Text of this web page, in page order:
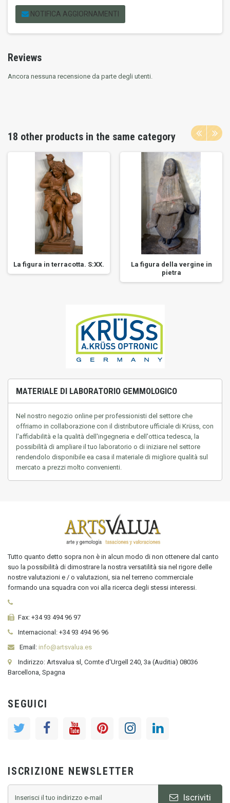
NOTIFICA AGGIORNAMENTI
Reviews
Ancora nessuna recensione da parte degli utenti.
18 other products in the same category
La figura in terracotta. S:XX.
La figura della vergine in
pietra
MATERIALE DI LABORATORIO GEMMOLOGICO
Nel nostro negozio online per professionisti del settore che
offriamo in collaborazione con il distributore ufficiale di Krüss, con
l'affidabilità e la qualità dell'ingegneria e dell'ottica tedesca, la
possibilità di ampliare il tuo laboratorio o di iniziare nel settore
rendendolo disponibile ea casa il materiale di migliore qualità sul
mercato a prezzi molto convenienti.
Tutto quanto detto sopra non è in alcun modo di non ottenere dal canto
suo la possibilità di dimostrare la nostra versatilità sia nel rigore delle
nostre valutazioni e / o valutazioni, sia nel terreno commerciale
formando una squadra con voi alla ricerca degli stessi interessi.
Fax: +34 93 494 96 97
Internacional: +34 93 494 96 96
Email: info@artsvalua.es
Indirizzo: Artsvalua sl, Comte d'Urgell 240, 3a (Auditia) 08036
Barcellona, Spagna
SEGUICI
ISCRIZIONE NEWSLETTER
Iscriviti